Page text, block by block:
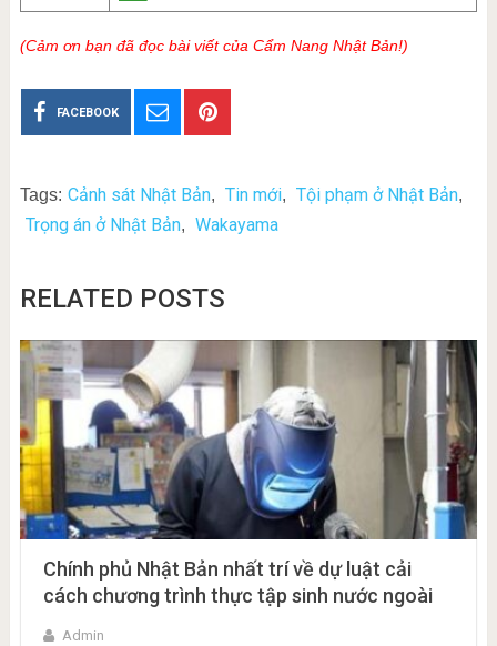
(Cảm ơn bạn đã đọc bài viết của Cẩm Nang Nhật Bản!)
FACEBOOK
Tags: Cảnh sát Nhật Bản, Tin mới, Tội phạm ở Nhật Bản,
Trọng án ở Nhật Bản, Wakayama
RELATED POSTS
Chính phủ Nhật Bản nhất trí về dự luật cải
cách chương trình thực tập sinh nước ngoài
Admin